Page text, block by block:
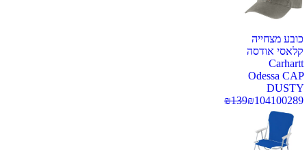
כובע מצחייה
קלאסי אודסה
Carhartt
Odessa CAP
DUSTY
100289
₪104
₪139